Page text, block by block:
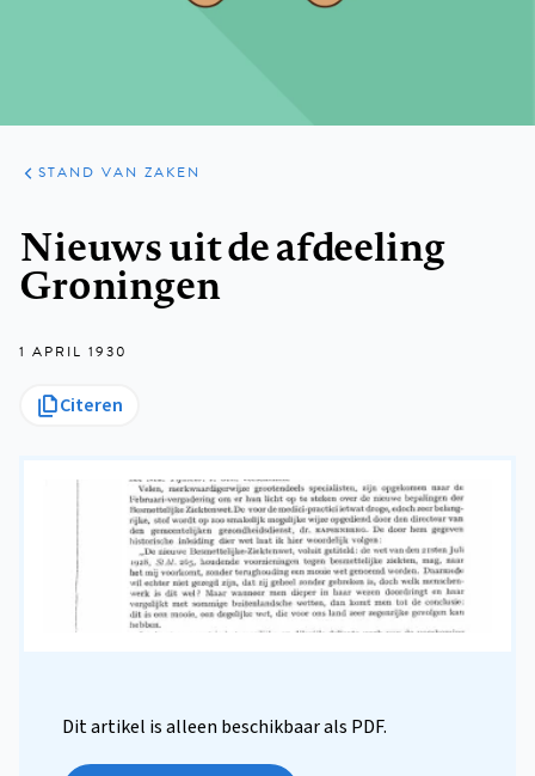
ARTIKELEN
PRAKTIJK
STAND VAN ZAKEN
Nieuws uit de afdeeling
Groningen
1 APRIL 1930
Citeren
Dit artikel is alleen beschikbaar als PDF.